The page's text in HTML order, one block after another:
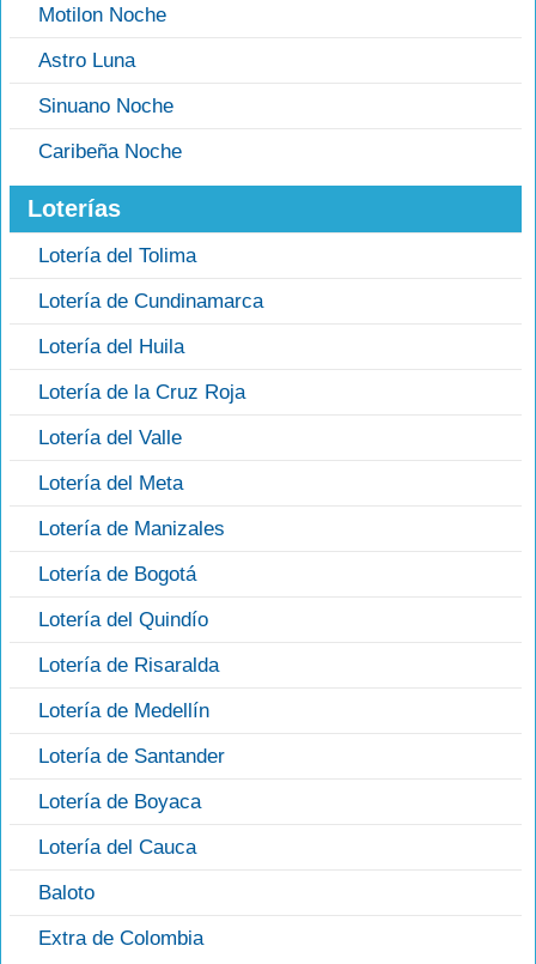
Motilon Noche
Astro Luna
Sinuano Noche
Caribeña Noche
Loterías
Lotería del Tolima
Lotería de Cundinamarca
Lotería del Huila
Lotería de la Cruz Roja
Lotería del Valle
Lotería del Meta
Lotería de Manizales
Lotería de Bogotá
Lotería del Quindío
Lotería de Risaralda
Lotería de Medellín
Lotería de Santander
Lotería de Boyaca
Lotería del Cauca
Baloto
Extra de Colombia